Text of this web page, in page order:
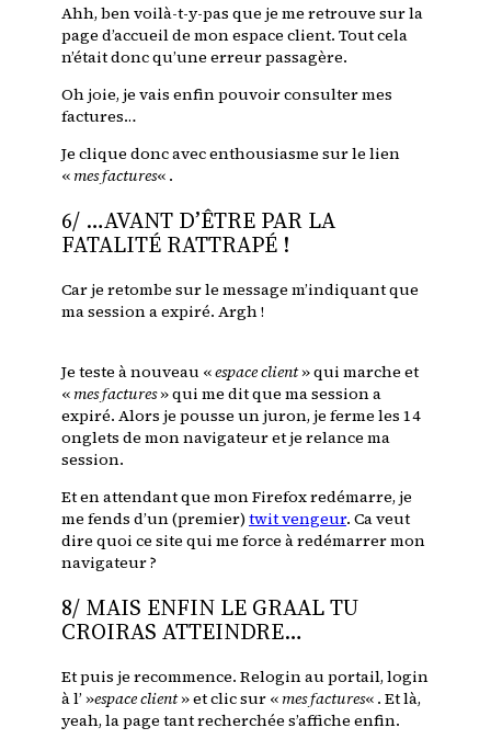
Ahh, ben voilà-t-y-pas que je me retrouve sur la
page d’accueil de mon espace client. Tout cela
n’était donc qu’une erreur passagère.
Oh joie, je vais enfin pouvoir consulter mes
factures…
Je clique donc avec enthousiasme sur le lien
«mes factures« .
6/ …AVANT D’ÊTRE PAR LA
FATALITÉ RATTRAPÉ !
Car je retombe sur le message m’indiquant que
ma session a expiré. Argh !
Je teste à nouveau «espace client» qui marche et
«mes factures» qui me dit que ma session a
expiré. Alors je pousse un juron, je ferme les 14
onglets de mon navigateur et je relance ma
session.
Et en attendant que mon Firefox redémarre, je
me fends d’un (premier)twit vengeur. Ca veut
dire quoi ce site qui me force à redémarrer mon
navigateur ?
8/ MAIS ENFIN LE GRAAL TU
CROIRAS ATTEINDRE…
Et puis je recommence. Relogin au portail, login
à l’ »espace client» et clic sur «mes factures« . Et là,
yeah, la page tant recherchée s’affiche enfin.